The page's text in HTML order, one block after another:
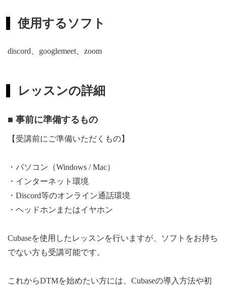
使用するソフト
discord、googlemeet、zoom
レッスンの詳細
■ 事前に準備するもの
【受講前にご準備いただくもの】
・パソコン（Windows / Mac）
・インターネット環境
・Discord等のオンライン通話環境
・ヘッドホンまたはイヤホン
Cubaseを使用したレッスンを行いますが、ソフトをお持ち
でない方も受講可能です。
これからDTMを始めたい方には、Cubaseの導入方法や初